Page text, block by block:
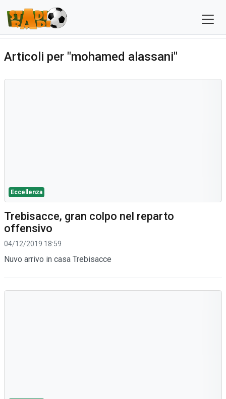
Articoli per "mohamed alassani"
Eccellenza
Trebisacce, gran colpo nel reparto
offensivo
04/12/2019 18:59
Nuvo arrivo in casa Trebisacce